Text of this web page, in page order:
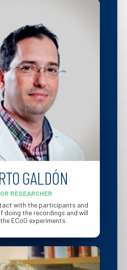
GALDÓN
RESEARCHER
with the participants and
doing the recordings and will
ECoG experiments.